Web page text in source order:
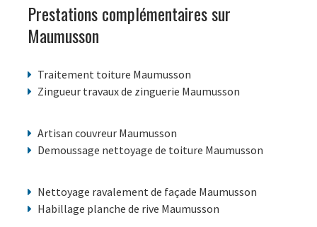
Prestations complémentaires sur
Maumusson
Traitement toiture Maumusson
Zingueur travaux de zinguerie Maumusson
Artisan couvreur Maumusson
Demoussage nettoyage de toiture Maumusson
Nettoyage ravalement de façade Maumusson
Habillage planche de rive Maumusson